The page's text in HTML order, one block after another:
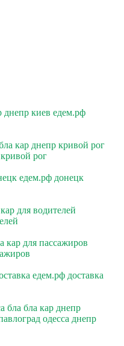
днепр киев едем.рф
кар днепр кривой рог
рог
едем.рф донецк
для водителей
кар для пассажиров
едем.рф доставка
бла бла кар днепр
одесса днепр